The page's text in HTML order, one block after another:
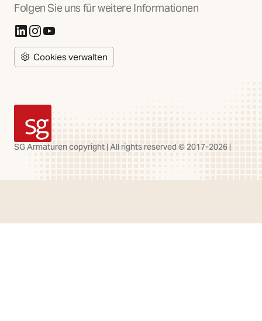
Folgen Sie uns für weitere Informationen
(Öffnet in neuer Registerkarte)
(Öffnet in neuer Registerkarte)
(Öffnet in neuer Registerkarte)
Cookies verwalten
SG Armaturen
SG Armaturen copyright | All rights reserved © 2017-2026 |